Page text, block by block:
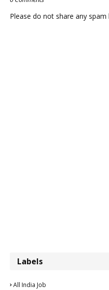
Please do not share any
Labels
All India Job